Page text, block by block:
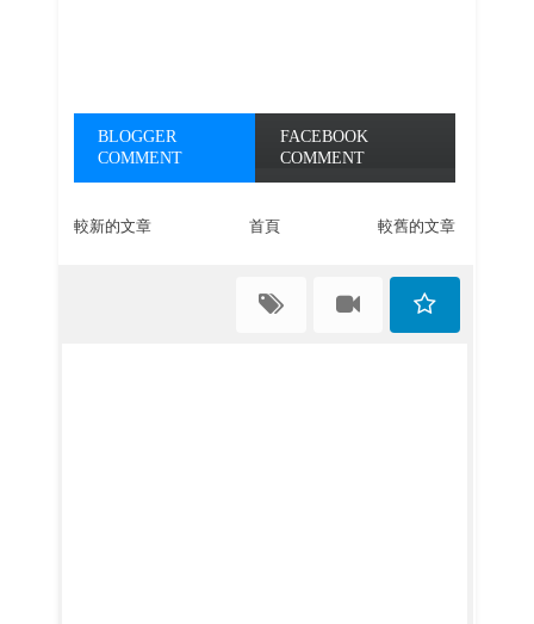
BLOGGER
COMMENT
FACEBOOK
COMMENT
較新的文章 較舊的文章
首頁